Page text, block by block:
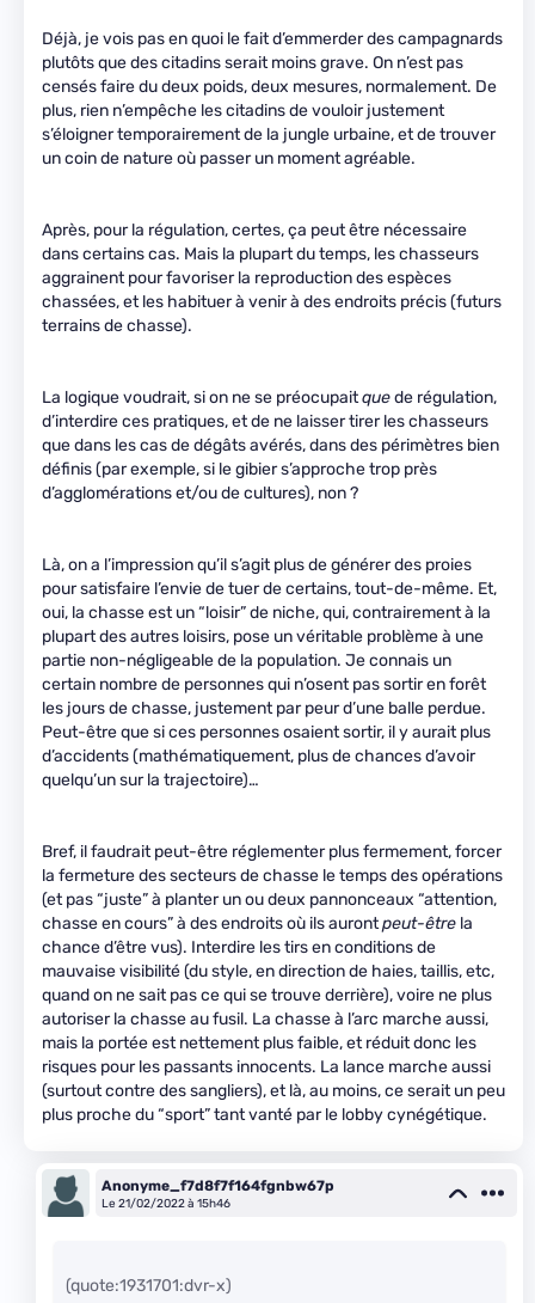
Déjà, je vois pas en quoi le fait d’emmerder des campagnards
plutôts que des citadins serait moins grave. On n’est pas
censés faire du deux poids, deux mesures, normalement. De
plus, rien n’empêche les citadins de vouloir justement
s’éloigner temporairement de la jungle urbaine, et de trouver
un coin de nature où passer un moment agréable.
Après, pour la régulation, certes, ça peut être nécessaire
dans certains cas. Mais la plupart du temps, les chasseurs
aggrainent pour favoriser la reproduction des espèces
chassées, et les habituer à venir à des endroits précis (futurs
terrains de chasse).
La logique voudrait, si on ne se préocupaitquede régulation,
d’interdire ces pratiques, et de ne laisser tirer les chasseurs
que dans les cas de dégâts avérés, dans des périmètres bien
définis (par exemple, si le gibier s’approche trop près
d’agglomérations et/ou de cultures), non ?
Là, on a l’impression qu’il s’agit plus de générer des proies
pour satisfaire l’envie de tuer de certains, tout-de-même. Et,
oui, la chasse est un “loisir” de niche, qui, contrairement à la
plupart des autres loisirs, pose un véritable problème à une
partie non-négligeable de la population. Je connais un
certain nombre de personnes qui n’osent pas sortir en forêt
les jours de chasse, justement par peur d’une balle perdue.
Peut-être que si ces personnes osaient sortir, il y aurait plus
d’accidents (mathématiquement, plus de chances d’avoir
quelqu’un sur la trajectoire)…
Bref, il faudrait peut-être réglementer plus fermement, forcer
la fermeture des secteurs de chasse le temps des opérations
(et pas “juste” à planter un ou deux pannonceaux “attention,
chasse en cours” à des endroits où ils aurontpeut-être la
chance d’être vus). Interdire les tirs en conditions de
mauvaise visibilité (du style, en direction de haies, taillis, etc,
quand on ne sait pas ce qui se trouve derrière), voire ne plus
autoriser la chasse au fusil. La chasse à l’arc marche aussi,
mais la portée est nettement plus faible, et réduit donc les
risques pour les passants innocents. La lance marche aussi
(surtout contre des sangliers), et là, au moins, ce serait un peu
plus proche du “sport” tant vanté par le lobby cynégétique.
Anonyme_f7d8f7f164fgnbw67p
Le 21/02/2022 à 15h46
(quote:1931701:dvr-x)